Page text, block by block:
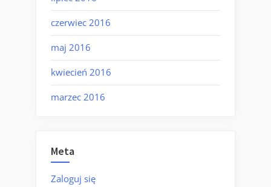
czerwiec 2016
maj 2016
kwiecień 2016
marzec 2016
Meta
Zaloguj się